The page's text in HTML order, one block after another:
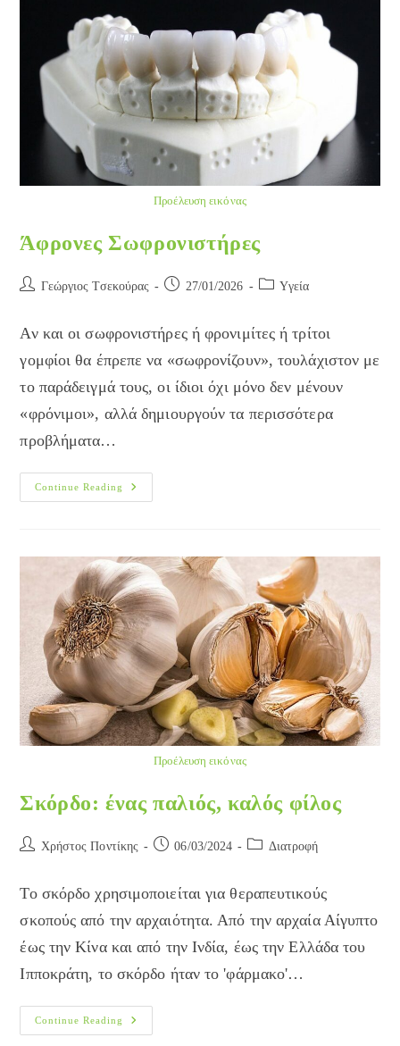
Προέλευση εικόνας
Άφρονες Σωφρονιστήρες
Post Γεώργιος Τσεκούρας
Post 27/01/2026
PostYγεία
Αν και οι σωφρονιστήρες ή φρονιμίτες ή τρίτοι
γομφίοι θα έπρεπε να «σωφρονίζουν», τουλάχιστον με
το παράδειγμά τους, οι ίδιοι όχι μόνο δεν μένουν
«φρόνιμοι», αλλά δημιουργούν τα περισσότερα
προβλήματα…
Continue Reading
Άφρονες
Σωφρονιστήρες
Προέλευση εικόνας
Σκόρδο: ένας παλιός, καλός φίλος
Post Χρήστος Ποντίκης
Post06/03/2024
Post Διατροφή
Το σκόρδο χρησιμοποιείται για θεραπευτικούς
σκοπούς από την αρχαιότητα. Από την αρχαία Αίγυπτο
έως την Κίνα και από την Ινδία, έως την Ελλάδα του
Ιπποκράτη, το σκόρδο ήταν το 'φάρμακο'…
Continue Reading
Σκόρδο:
Ένας